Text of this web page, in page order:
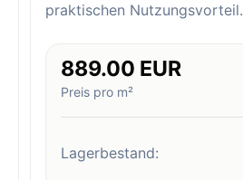
praktischen Nutzungsvorteil.
889.00 EUR
Preis pro m²
Lagerbestand: